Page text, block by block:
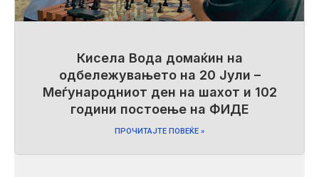
Кисела Вода домаќин на
одбележувањето на 20 Јули –
Меѓународниот ден на шахот и 102
години постоење на ФИДЕ
ПРОЧИТАЈТЕ ПОВЕЌЕ »